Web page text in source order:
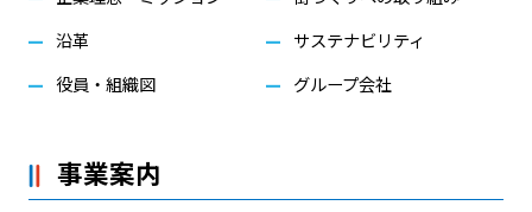
沿革
役員・組織図
サステナビリティ
グループ会社
事業案内